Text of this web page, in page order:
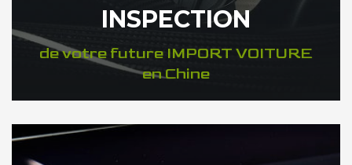
INSPECTION
de votre future IMPORT VOITURE
en Chine